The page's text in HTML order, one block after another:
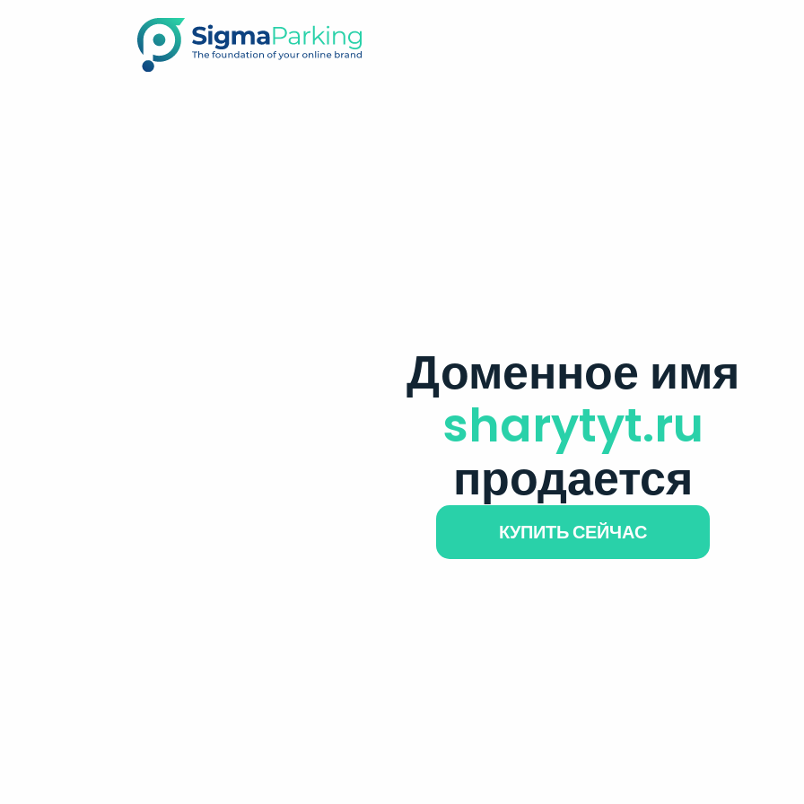
Доменное имя
sharytyt.ru
продается
КУПИТЬ СЕЙЧАС